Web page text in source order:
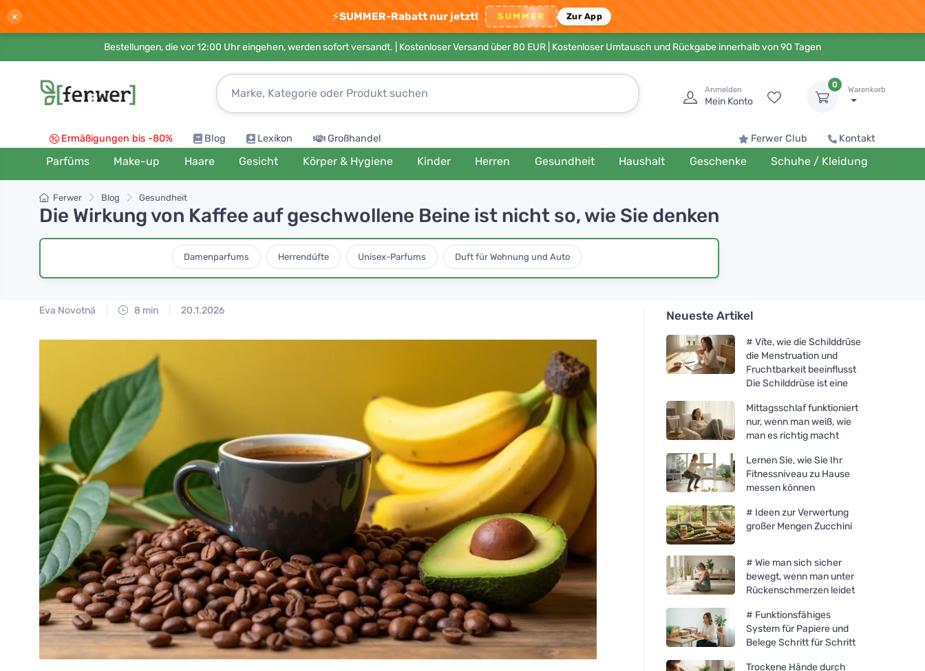
× ⚡SUMMER-Rabatt nur jetzt! SUMMER Zur App
Bestellungen, die vor 12:00 Uhr eingehen, werden sofort versandt. | Kostenloser Versand über 80 EUR | Kostenloser Umtausch und Rückgabe innerhalb von 90 Tagen
Anmelden
Mein Konto
0
Warenkorb
Ermäßigungen bis -80% Blog Lexikon Großhandel Ferwer Club Kontakt
Parfüms Make-up Haare Gesicht Körper & Hygiene Kinder Herren Gesundheit Haushalt Geschenke Schuhe / Kleidung
Ferwer Blog Gesundheit
Die Wirkung von Kaffee auf geschwollene Beine ist nicht so, wie Sie denken
Damenparfums Herrendüfte Unisex-Parfums Duft für Wohnung und Auto
Eva Novotná 8 min 20.1.2026 Neueste Artikel
# Víte, wie die Schilddrüse
die Menstruation und
Fruchtbarkeit beeinflusst
Die Schilddrüse ist eine
Mittagsschlaf funktioniert
nur, wenn man weiß, wie
man es richtig macht
Lernen Sie, wie Sie Ihr
Fitnessniveau zu Hause
messen können
# Ideen zur Verwertung
großer Mengen Zucchini
# Wie man sich sicher
bewegt, wenn man unter
Rückenschmerzen leidet
# Funktionsfähiges
System für Papiere und
Belege Schritt für Schritt
Trockene Hände durch